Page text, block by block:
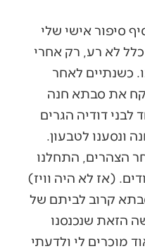
סיפור אישי שלי
כלל לא רע, רק אחרי
כשנתיים לאחר
את סבתא חנה
לבני דודיה הגרים
ונסענו לטבעון.
הצהרים, התחלנו
(אז לא היה וויז)
קרוב לביתם של
הזאת שנכנסנו
מוכרים לי ולדעתי